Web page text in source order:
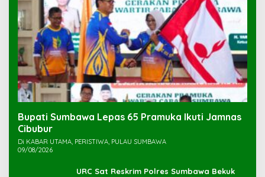
Bupati Sumbawa Lepas 65 Pramuka Ikuti Jamnas
Cibubur ‎
Di KABAR UTAMA, PERISTIWA, PULAU SUMBAWA
09/08/2026
URC Sat Reskrim Polres Sumbawa Bekuk